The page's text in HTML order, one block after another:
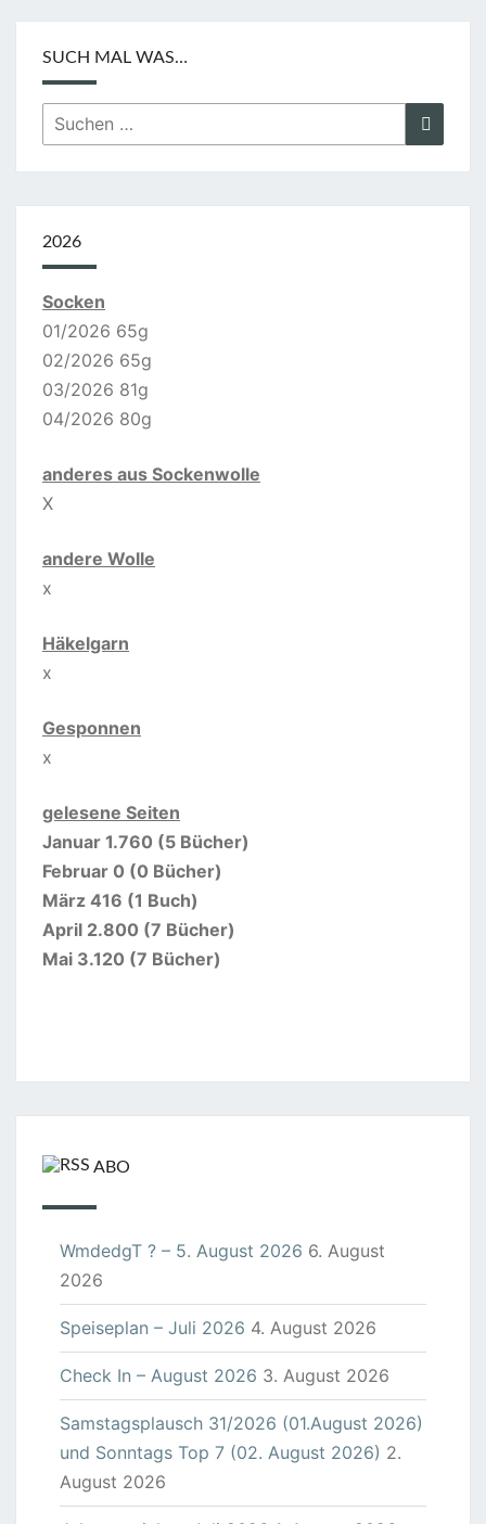
SUCH MAL WAS…
Suchen
nach:
2026
Socken
01/2026 65g
02/2026 65g
03/2026 81g
04/2026 80g
anderes aus Sockenwolle
X
andere Wolle
x
Häkelgarn
x
Gesponnen
x
gelesene Seiten
Januar 1.760 (5 Bücher)
Februar 0 (0 Bücher)
März 416 (1 Buch)
April 2.800 (7 Bücher)
Mai 3.120 (7 Bücher)
ABO
WmdedgT ? – 5. August 2026 6. August
2026
Speiseplan – Juli 2026 4. August 2026
Check In – August 2026 3. August 2026
Samstagsplausch 31/2026 (01.August 2026)
und Sonntags Top 7 (02. August 2026) 2.
August 2026